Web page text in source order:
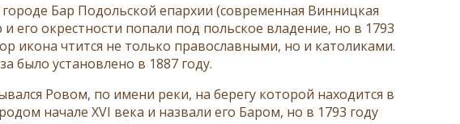
Бар Подольской епархии (современная Винницкая
его окрестности попали под польское владение, но в 1793
икона чтится не только православными, но и католиками.
было установлено в 1887 году.
Ровом, по имени реки, на берегу которой находится в
начале XVI века и назвали его Баром, но в 1793 году